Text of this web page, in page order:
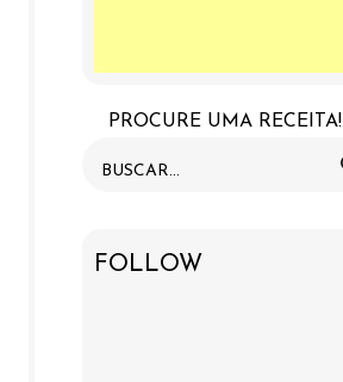
PROCURE UMA RECEITA!
FOLLOW